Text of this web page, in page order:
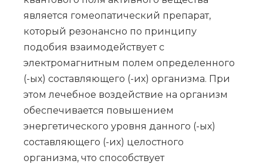
является гомеопатический препарат,
который резонансно по принципу
подобия взаимодействует с
электромагнитным полем определенного
(-ых) составляющего (-их) организма. При
этом лечебное воздействие на организм
обеспечивается повышением
энергетического уровня данного (-ых)
составляющего (-их) целостного
организма, что способствует